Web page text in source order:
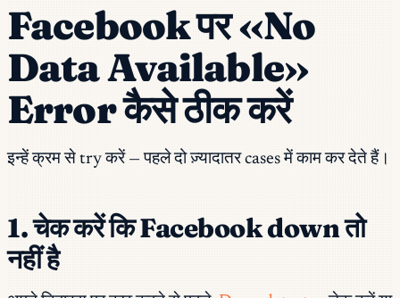
Facebook पर «No
Data Available»
Error कैसे ठीक करें
इन्हें क्रम से try करें — पहले दो ज़्यादातर cases में काम कर देते हैं।
1. चेक करें कि Facebook down तो
नहीं है